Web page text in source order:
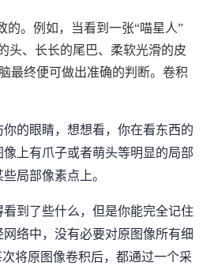
。例如，当看到一张“喵星人”
头、长长的尾巴、柔软光滑的皮
最终便可做出准确的判断。卷积
的眼睛，想想看，你在看东西的
上有爪子或者萌头等明显的局部
局部像素点上。
到了些什么，但是你能完全记住
络中，没有必要对原图像所有细
将原图像卷积后，都通过一个采